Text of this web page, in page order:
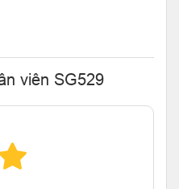
viên SG529